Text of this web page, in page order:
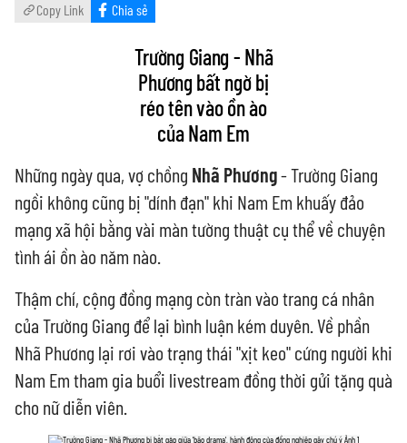
Copy Link Chia sẻ
Trường Giang - Nhã
Phương bất ngờ bị
réo tên vào ồn ào
của Nam Em
Những ngày qua, vợ chồng Nhã Phương- Trường Giang
ngồi không cũng bị "dính đạn" khi Nam Em khuấy đảo
mạng xã hội bằng vài màn tường thuật cụ thể về chuyện
tình ái ồn ào năm nào.
Thậm chí, cộng đồng mạng còn tràn vào trang cá nhân
của Trường Giang để lại bình luận kém duyên. Về phần
Nhã Phương lại rơi vào trạng thái "xịt keo" cứng người khi
Nam Em tham gia buổi livestream đồng thời gửi tặng quà
cho nữ diễn viên.